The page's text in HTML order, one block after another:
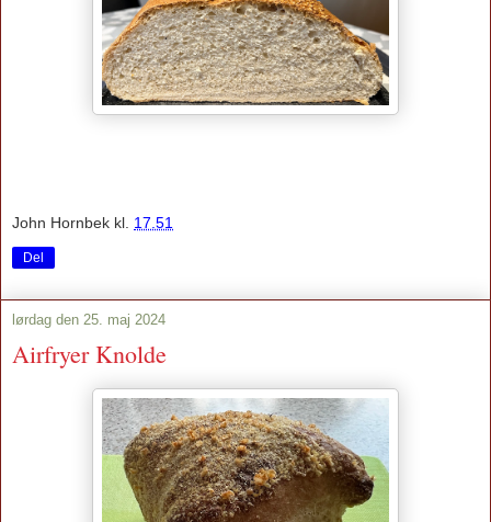
John Hornbek kl. 17.51
Del
lørdag den 25. maj 2024
Airfryer Knolde